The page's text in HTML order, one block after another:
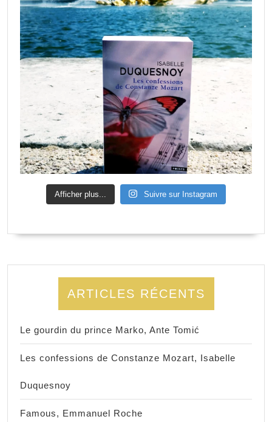
Afficher plus... Suivre sur Instagram
ARTICLES RÉCENTS
Le gourdin du prince Marko, Ante Tomić
Les confessions de Constanze Mozart, Isabelle
Duquesnoy
Famous, Emmanuel Roche